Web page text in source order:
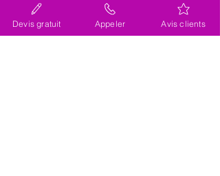
d’intégrer des technologies résilientes et
évolutives, assurant ainsi que le site reste
Devis gratuit Appeler Avis clients